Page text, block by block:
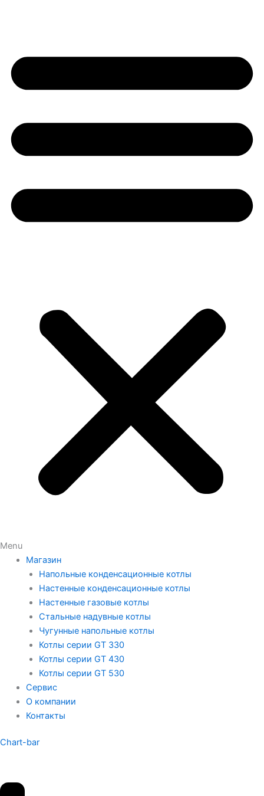
Menu
Магазин
Напольные конденсационные котлы
Настенные конденсационные котлы
Настенные газовые котлы
Стальные надувные котлы
Чугунные напольные котлы
Котлы серии GT 330
Котлы серии GT 430
Котлы серии GT 530
Сервис
О компании
Контакты
Chart-bar